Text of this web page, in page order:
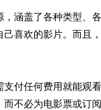
涵盖了各种类型、
喜欢的影片。而
付任何费用就能
不必为电影票或订